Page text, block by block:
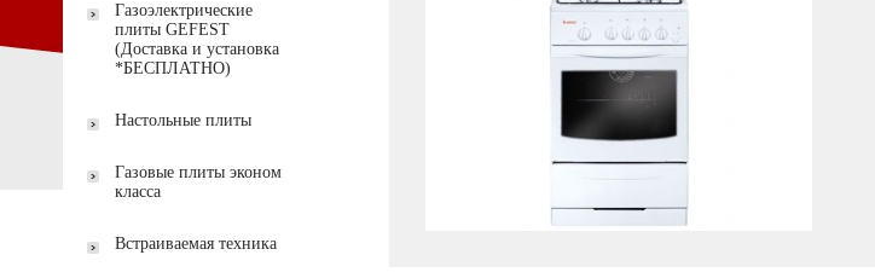
Газоэлектрические
плиты GEFEST
(Доставка и установка
*БЕСПЛАТНО)
Настольные плиты
Газовые плиты эконом
класса
Встраиваемая техника